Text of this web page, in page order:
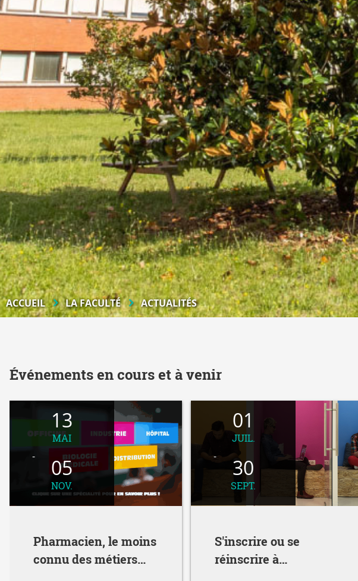
ACCUEIL LA FACULTÉ ACTUALITÉS
Événements en cours et à venir
13
MAI
05
NOV.
Pharmacien, le moins
connu des métiers
01
JUIL.
30
SEPT.
S'inscrire ou se
réinscrire à